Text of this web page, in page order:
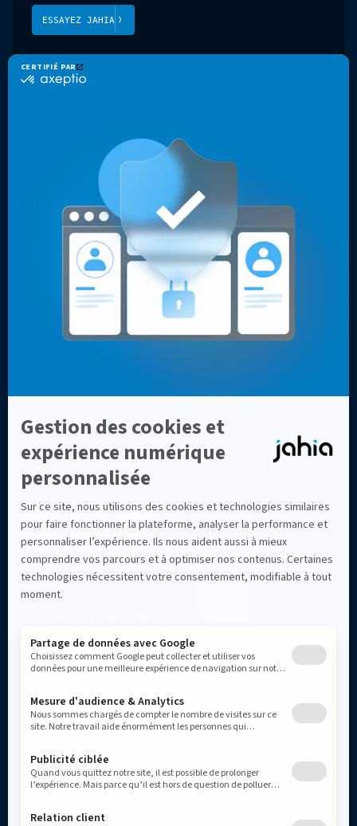
ESSAYEZ JAHIA
Produit
Jahia CMS
Présence mondiale
Expériences multicanales
Ressources
Cas clients
Livres blancs, vidéos & autres
Entreprise
Contact
Pourquoi les développeurs
choisissent Jahia ?
Pourquoi choisir Jahia ?
À propos
Intégrations
personnalisation
Comparaisons
Top 7 des alternatives à
2026
Meilleures alternatives à
Drupal en 2026 : CMS et DXP
d'entreprise comparés